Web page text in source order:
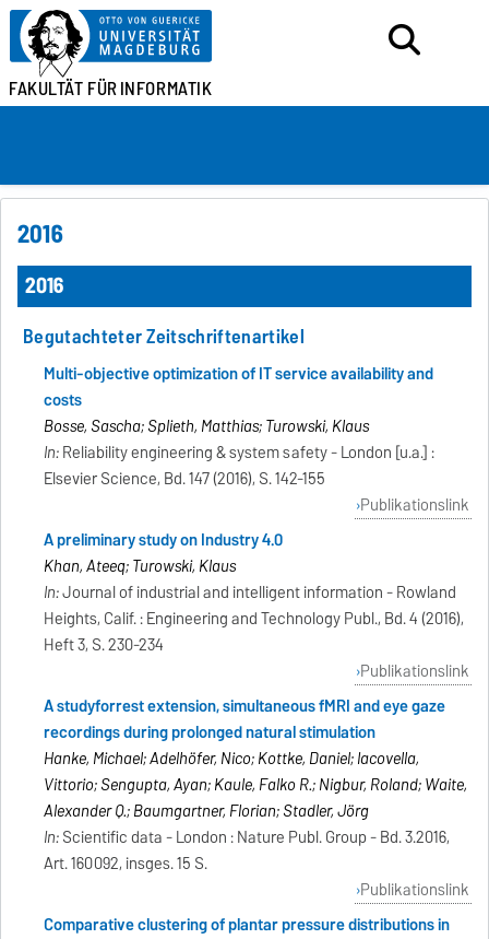
FAKULTÄT FÜRINFORMATIK
2016
2016
Begutachteter Zeitschriftenartikel
Multi-objective optimization of IT service availability and
costs
Bosse, Sascha; Splieth, Matthias; Turowski, Klaus
In:Reliability engineering & system safety - London [u.a.] :
Elsevier Science, Bd. 147 (2016), S. 142-155
Publikationslink
A preliminary study on Industry 4.0
Khan, Ateeq; Turowski, Klaus
In:Journal of industrial and intelligent information - Rowland
Heights, Calif. : Engineering and Technology Publ., Bd. 4 (2016),
Heft 3, S. 230-234
Publikationslink
A studyforrest extension, simultaneous fMRI and eye gaze
recordings during prolonged natural stimulation
Hanke, Michael; Adelhöfer, Nico; Kottke, Daniel; Iacovella,
Vittorio; Sengupta, Ayan; Kaule, Falko R.; Nigbur, Roland; Waite,
Alexander Q.; Baumgartner, Florian; Stadler, Jörg
In:Scientific data - London : Nature Publ. Group - Bd. 3.2016,
Art. 160092, insges. 15 S.
Publikationslink
Comparative clustering of plantar pressure distributions in